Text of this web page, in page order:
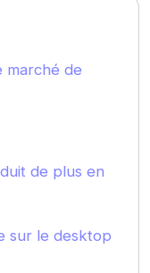
marché de
de plus en
sur le desktop